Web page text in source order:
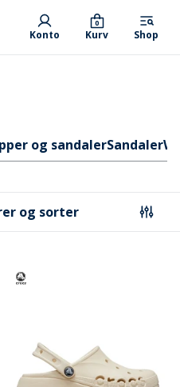
Konto Kurv
0
Shop
og sandalerSandaler
og sorter